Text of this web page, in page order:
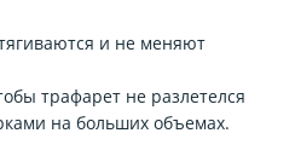
и не меняют
трафарет не разлетелся
на больших объемах.